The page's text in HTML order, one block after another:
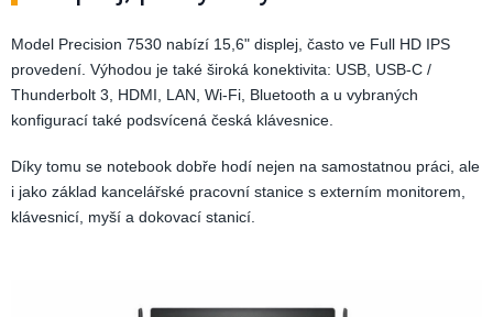
Model Precision 7530 nabízí 15,6" displej, často ve Full HD IPS
provedení. Výhodou je také široká konektivita: USB, USB-C /
Thunderbolt 3, HDMI, LAN, Wi-Fi, Bluetooth a u vybraných
konfigurací také podsvícená česká klávesnice.
Díky tomu se notebook dobře hodí nejen na samostatnou práci, ale
i jako základ kancelářské pracovní stanice s externím monitorem,
klávesnicí, myší a dokovací stanicí.